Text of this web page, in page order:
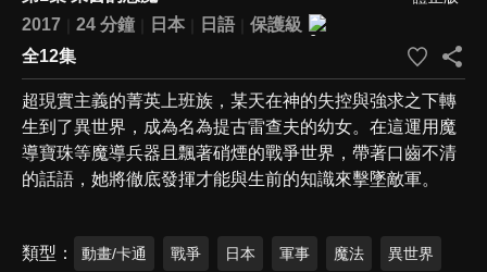
2017
24 分鐘 日本 日語
保護級
全12集
超現實主義的菁英上班族，某天在神的失控與強求之下轉
生到了異世界，成為名為提古雷查夫的幼女。在這運用魔
導寶珠等魔導兵器且飄著硝煙的戰爭世界，帶著口齒不清
的話語，她將徹底發揮才能與生前的知識來擊墜敵軍。
類型 動畫/卡通 戰爭 日本 軍事 魔法 異世界